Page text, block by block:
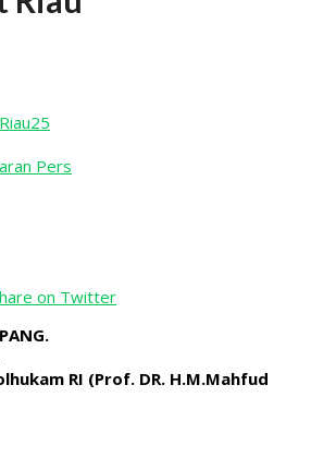
Pers
on Twitter
RI (Prof. DR. H.M.Mahfud